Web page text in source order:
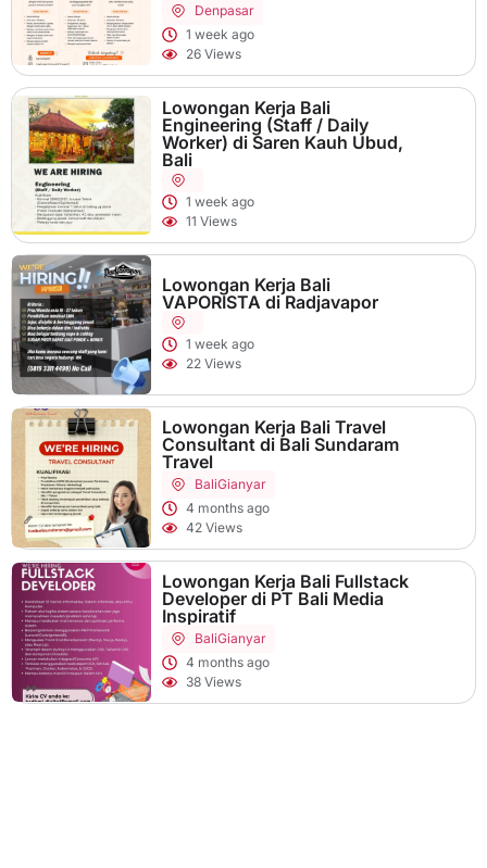
Denpasar
1 week ago
26 Views
Lowongan Kerja Bali
Engineering (Staff / Daily
Worker) di Saren Kauh Ubud,
Bali
1 week ago
11 Views
Lowongan Kerja Bali
VAPORISTA di Radjavapor
1 week ago
22 Views
Lowongan Kerja Bali Travel
Consultant di Bali Sundaram
Travel
BaliGianyar
4 months ago
42 Views
Lowongan Kerja Bali Fullstack
Developer di PT Bali Media
Inspiratif
BaliGianyar
4 months ago
38 Views